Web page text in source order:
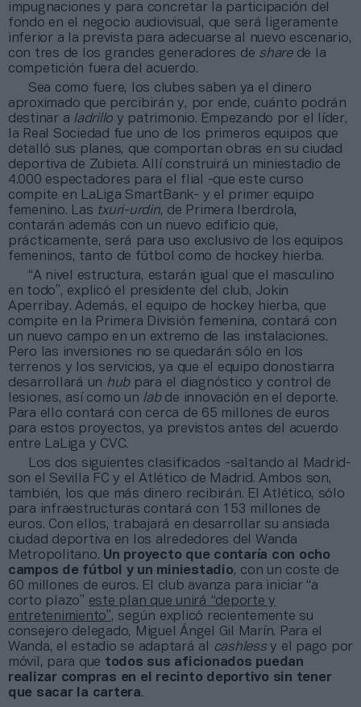
impugnaciones y para concretar la participación del
fondo en el negocio audiovisual, que será ligeramente
inferior a la prevista para adecuarse al nuevo escenario,
con tres de los grandes generadores de sharede la
competición fuera del acuerdo.
Sea como fuere, los clubes saben ya el dinero
aproximado que percibirán y, por ende, cuánto podrán
destinar a ladrillo y patrimonio. Empezando por el líder,
la Real Sociedad fue uno de los primeros equipos que
detalló sus planes, que comportan obras en su ciudad
deportiva de Zubieta. Allí construirá un miniestadio de
4.000 espectadores para el flial -que este curso
compite en LaLiga SmartBank- y el primer equipo
femenino. Las txuri-urdin, de Primera Iberdrola,
contarán además con un nuevo edificio que,
prácticamente, será para uso exclusivo de los equipos
femeninos, tanto de fútbol como de hockey hierba.
“A nivel estructura, estarán igual que el masculino
en todo”, explicó el presidente del club, Jokin
Aperribay. Además, el equipo de hockey hierba, que
compite en la Primera División femenina, contará con
un nuevo campo en un extremo de las instalaciones.
Pero las inversiones no se quedarán sólo en los
terrenos y los servicios, ya que el equipo donostiarra
desarrollará un hubpara el diagnóstico y control de
lesiones, así como un labde innovación en el deporte.
Para ello contará con cerca de 65 millones de euros
para estos proyectos, ya previstos antes del acuerdo
entre LaLiga y CVC.
Los dos siguientes clasificados -saltando al Madrid-
son el Sevilla FC y el Atlético de Madrid. Ambos son,
también, los que más dinero recibirán. El Atlético, sólo
para infraestructuras contará con 153 millones de
euros. Con ellos, trabajará en desarrollar su ansiada
ciudad deportiva en los alrededores del Wanda
Metropolitano. Un proyecto que contaría con ocho
campos de fútbol y un miniestadio, con un coste de
60 millones de euros. El club avanza para iniciar “a
corto plazo” este plan que unirá “deporte y
entretenimiento”, según explicó recientemente su
consejero delegado, Miguel Ángel Gil Marín. Para el
Wanda, el estadio se adaptará al
cashlessy el pago por
móvil, para que todos sus aficionados puedan
realizar compras en el recinto deportivo sin tener
que sacar la cartera.